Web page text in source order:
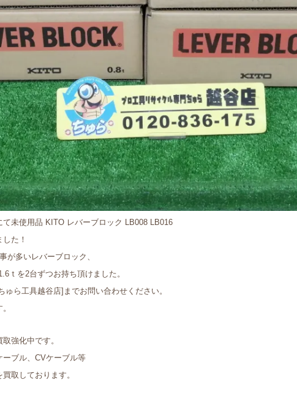
て未使用品 KITO レバーブロック LB008 LB016
た！
が多いレバーブロック、
ｔを2台ずつお持ち頂けました。
ゅら工具越谷店]までお問い合わせください。
強化中です。
ブル、CVケーブル等
取しております。